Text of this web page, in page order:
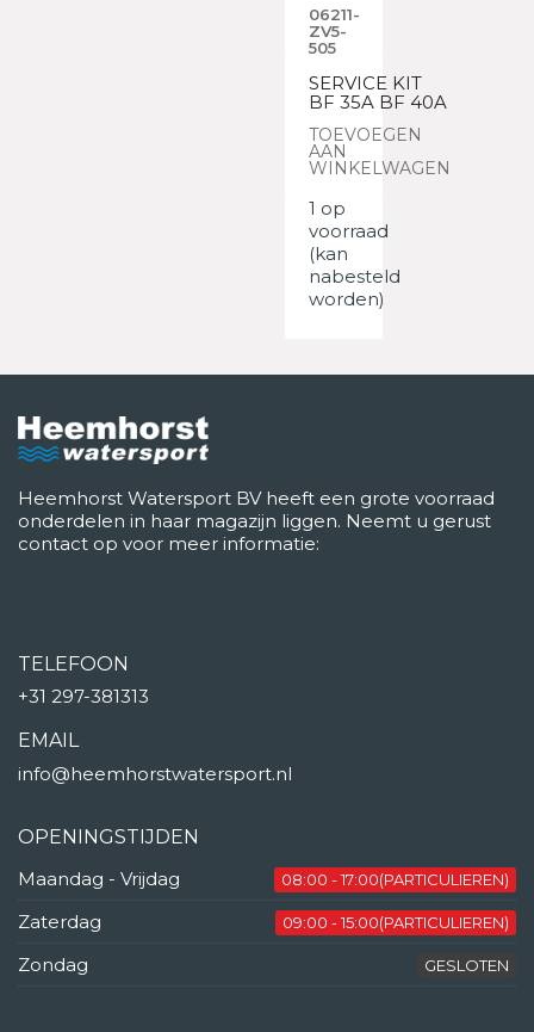
06211-
ZV5-
505
SERVICE KIT
BF 35A BF 40A
TOEVOEGEN
AAN
WINKELWAGEN
1 op
voorraad
(kan
nabesteld
worden)
Heemhorst Watersport BV heeft een grote voorraad
onderdelen in haar magazijn liggen. Neemt u gerust
contact op voor meer informatie:
TELEFOON
+31 297-381313
EMAIL
info@heemhorstwatersport.nl
OPENINGSTIJDEN
Maandag - Vrijdag
08:00 - 17:00(PARTICULIEREN)
Zaterdag 09:00 - 15:00(PARTICULIEREN)
Zondag GESLOTEN